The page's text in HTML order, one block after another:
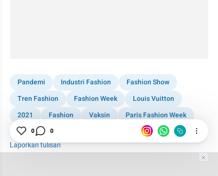
Pandemi Industri Fashion
Fashion Show
Tren Fashion
Fashion Week
Louis Vuitton
2021
Fashion Vaksin
Paris Fashion Week
Fashion Designer
Laporkan tulisan
0 0